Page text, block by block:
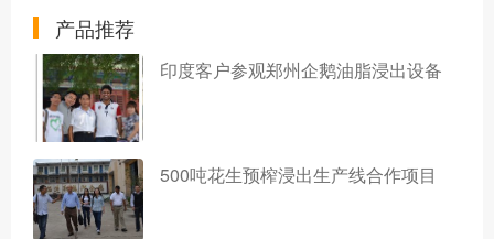
产品推荐
印度客户参观郑州企鹅油脂浸出设备
500吨花生预榨浸出生产线合作项目